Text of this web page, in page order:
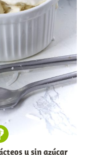
y sin azúcar